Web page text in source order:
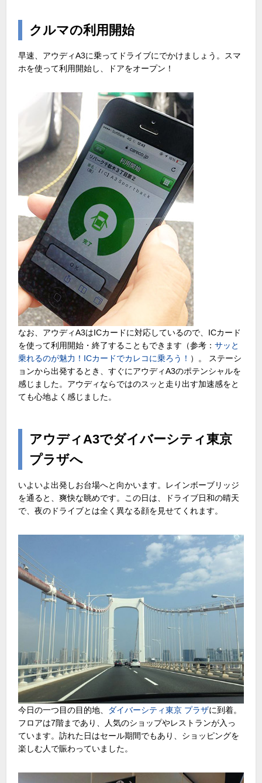
クルマの利用開始
早速、アウディA3に乗ってドライブにでかけましょう。スマ
ホを使って利用開始し、ドアをオープン！
なお、アウディA3はICカードに対応しているので、ICカード
を使って利用開始・終了することもできます（参考：サッと
乗れるのが魅力！ICカードでカレコに乗ろう！ ）。 ステーシ
ョンから出発するとき、すぐにアウディA3のポテンシャルを
感じました。アウディならではのスッと走り出す加速感をと
ても心地よく感じました。
アウディA3でダイバーシティ東京
プラザへ
いよいよ出発しお台場へと向かいます。レインボーブリッジ
を通ると、爽快な眺めです。この日は、ドライブ日和の晴天
で、夜のドライブとは全く異なる顔を見せてくれます。
今日の一つ目の目的地、 ダイバーシティ東京 プラザに到着。
フロアは7階まであり、人気のショップやレストランが入っ
ています。訪れた日はセール期間でもあり、ショッピングを
楽しむ人で賑わっていました。